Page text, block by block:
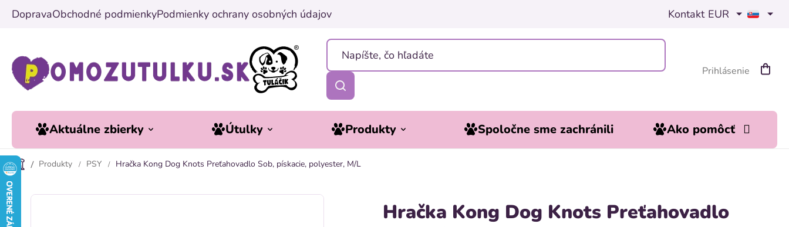
DopravaObchodné podmienkyPodmienky ochrany osobných údajov Kontakt EUR
Prihlásenie
Aktuálne zbierky Útulky Produkty Spoločne sme zachránili Ako pomôcť
Produkty PSY Hračka Kong Dog Knots Preťahovadlo Sob, pískacie, polyester, M/L
Hračka Kong Dog Knots Preťahovadlo